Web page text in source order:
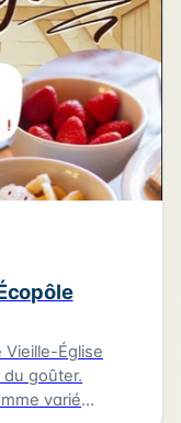
enfants
Lenglen. Le
ballet
Compagnie
23 août au
avec
(cirque et
Vieille-Église
goûter.
varié